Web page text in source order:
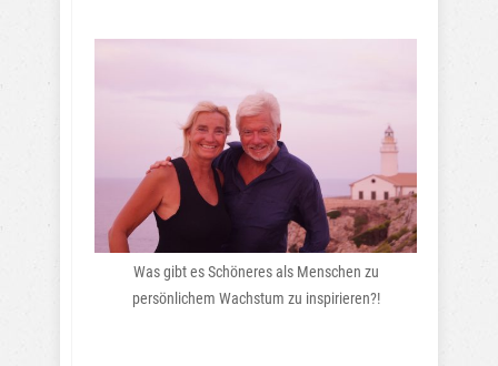
Was gibt es Schöneres als Menschen zu
persönlichem Wachstum zu inspirieren?!